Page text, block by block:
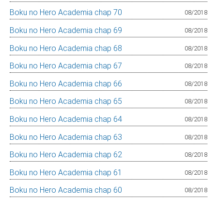
Boku no Hero Academia chap 70 08/2018
Boku no Hero Academia chap 69 08/2018
Boku no Hero Academia chap 68 08/2018
Boku no Hero Academia chap 67 08/2018
Boku no Hero Academia chap 66 08/2018
Boku no Hero Academia chap 65 08/2018
Boku no Hero Academia chap 64 08/2018
Boku no Hero Academia chap 63 08/2018
Boku no Hero Academia chap 62 08/2018
Boku no Hero Academia chap 61 08/2018
Boku no Hero Academia chap 60 08/2018